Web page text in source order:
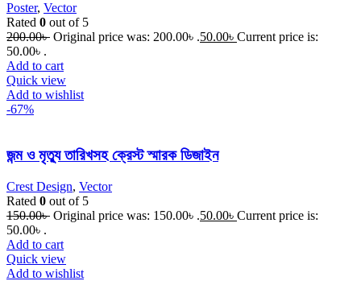
Poster, Vector
Rated 0 out of 5
200.00৳ Original price was: 200.00৳ .50.00৳ Current price is:
50.00৳ .
Add to cart
Quick view
Add to wishlist
-67%
জন্ম ও মৃত্যু তারিখসহ ক্রেস্ট স্মারক ডিজাইন
Crest Design, Vector
Rated 0 out of 5
150.00৳ Original price was: 150.00৳ .50.00৳ Current price is:
50.00৳ .
Add to cart
Quick view
Add to wishlist